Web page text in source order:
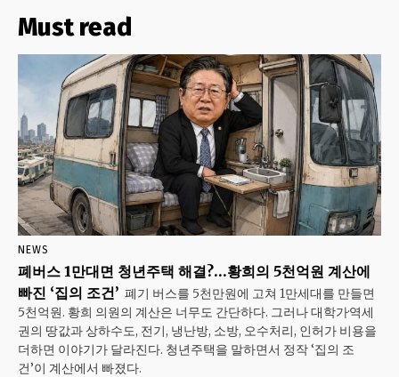
Must read
NEWS
폐버스 1만대면 청년주택 해결?…황희의 5천억원 계산에
빠진 ‘집의 조건’ 폐기 버스를 5천만원에 고쳐 1만세대를 만들면
5천억원. 황희 의원의 계산은 너무도 간단하다. 그러나 대학가·역세
권의 땅값과 상하수도, 전기, 냉난방, 소방, 오수처리, 인허가 비용을
더하면 이야기가 달라진다. 청년주택을 말하면서 정작 ‘집의 조
건’이 계산에서 빠졌다.